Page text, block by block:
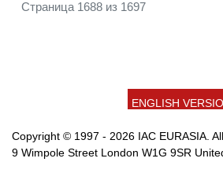
Страница 1688 из 1697
ENGLISH
Copyright © 1997 - 2026 IAC EURASIA.
9 Wimpole Street London W1G 9SR